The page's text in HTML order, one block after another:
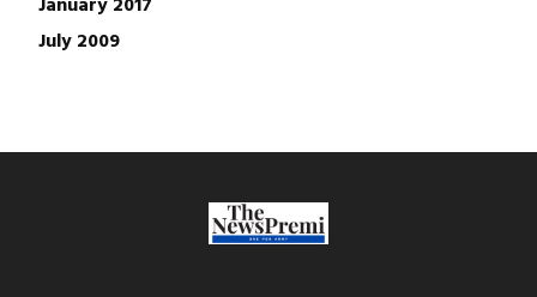
July 2009